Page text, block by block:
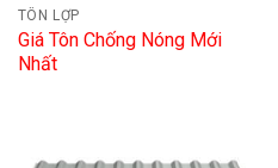
TÔN LỢP
Giá Tôn Chống Nóng Mới
Nhất